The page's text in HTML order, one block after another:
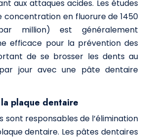
aux attaques acides. Les études
concentration en fluorure de 1450
million) est généralement
efficace pour la prévention des
de se brosser les dents au
jour avec une pâte dentaire
plaque dentaire
sont responsables de l’élimination
dentaire. Les pâtes dentaires